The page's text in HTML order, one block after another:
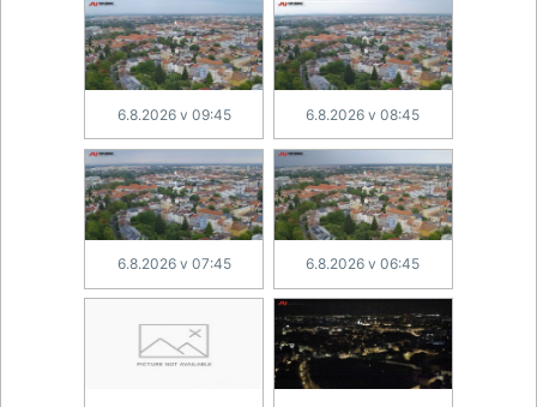
6.8.2026 v 09:45 6.8.2026 v 08:45
6.8.2026 v 07:45 6.8.2026 v 06:45